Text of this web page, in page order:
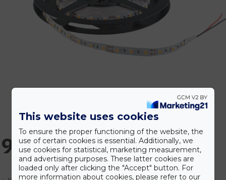
9.388 Ft
This website uses cookies
To ensure the proper functioning of the website, the
use of certain cookies is essential. Additionally, we
use cookies for statistical, marketing measurement,
and advertising purposes. These latter cookies are
loaded only after clicking the "Accept" button. For
more information about cookies, please refer to our